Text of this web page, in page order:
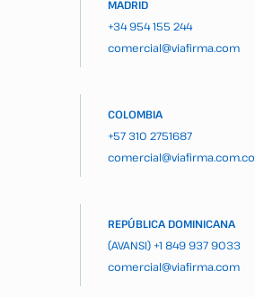
MADRID
+34 954 155 244
comercial@viafirma.com
COLOMBIA
+57 310 2751687
comercial@viafirma.com.co
REPÚBLICA DOMINICANA
(AVANSI) +1 849 937 9033
comercial@viafirma.com